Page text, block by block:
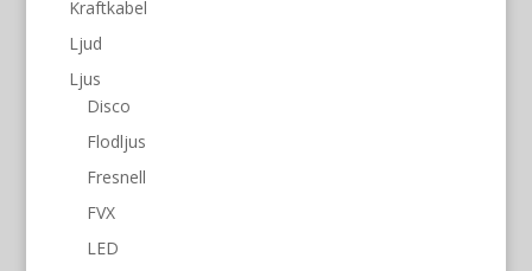
Kraftkabel
Ljud
Ljus
Disco
Flodljus
Fresnell
FVX
LED